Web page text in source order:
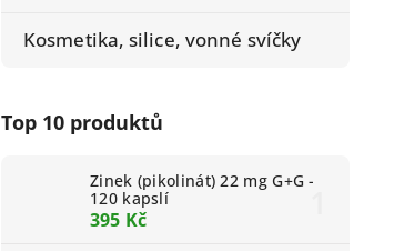
Kosmetika, silice, vonné svíčky
Top 10 produktů
Zinek (pikolinát) 22 mg G+G -
120 kapslí
395 Kč